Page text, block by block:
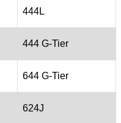
444L
444 G-Tier
644 G-Tier
624J